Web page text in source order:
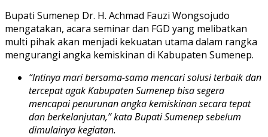
Bupati Sumenep Dr. H. Achmad Fauzi Wongsojudo
mengatakan, acara seminar dan FGD yang melibatkan
multi pihak akan menjadi kekuatan utama dalam rangka
mengurangi angka kemiskinan di Kabupaten Sumenep.
“lntinya mari bersama-sama mencari solusi terbaik dan
tercepat agak Kabupaten Sumenep bisa segera
mencapai penurunan angka kemiskinan secara tepat
dan berkelanjutan,” kata Bupati Sumenep sebelum
dimulainya kegiatan.